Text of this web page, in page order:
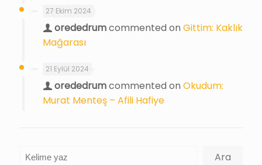
27 Ekim 2024
orededrumcommented on Gittim: Kaklık
Mağarası
21 Eylül 2024
orededrumcommented on Okudum:
Murat Menteş – Afili Hafiye
Ara Ara